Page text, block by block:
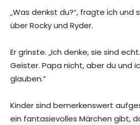
„Was denkst du?“, fragte ich und
über Rocky und Ryder.
Er grinste. „Ich denke, sie sind
Geister. Papa nicht, aber du und
glauben.“
Kinder sind bemerkenswert
ein fantasievolles Märchen gibt,